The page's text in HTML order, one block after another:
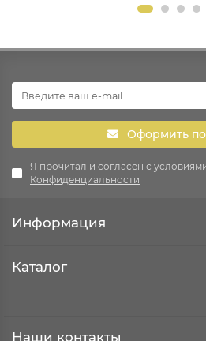
Оформить
Я прочитал и согласен с
Конфиденциальности
Информация
Каталог
Наши контакты